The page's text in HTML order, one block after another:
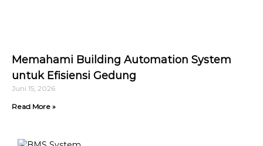
Memahami Building Automation System
untuk Efisiensi Gedung
Juni 15, 2026
Read More »